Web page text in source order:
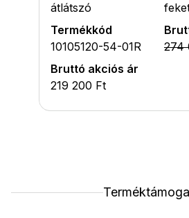
átlátszó
Termékkód
10105120-54-01R
274
Bruttó akciós ár
219 200 Ft